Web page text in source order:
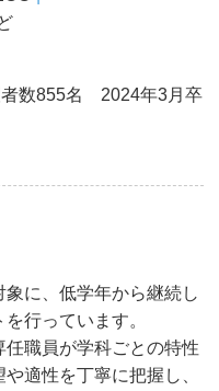
者数855名 2024年3月卒
に、低学年から継続し
行っています。
職員が学科ごとの特性
適性を丁寧に把握し、